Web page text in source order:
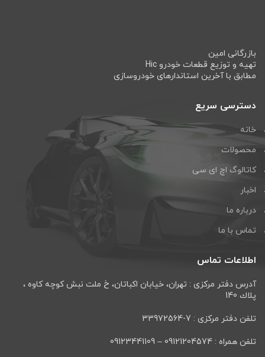
بازرگانی امین
تهیه و توزیع قطعات خودرو Hic
مطابق با آخرین استاندارهای خودروسازی
دسترسی سریع
خانه
محصولات
کاتالوگ اچ ای سی
اخبار
درباره ما
تماس با ما
اطلاعات تماس
آدرس دفتر مرکزی : تهران، خيابان اكباتان، خ ملت نبش كوچه كاوه ،
پلاك 140
تلفن دفتر مرکزی : 7-33972564
تلفن همراه : 09121204574 – 09123441109